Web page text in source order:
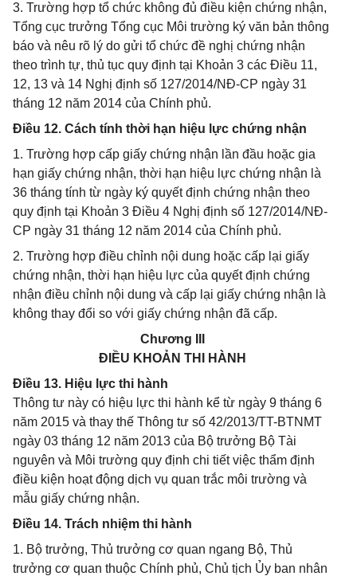
3. Trường hợp tổ chức không đủ điều kiện chứng nhận,
Tổng cục trưởng Tổng cục Môi trường ký văn bản thông
báo và nêu rõ lý do gửi tổ chức đề nghị chứng nhận
theo trình tự, thủ tục quy định tại Khoản 3 các Điều 11,
12, 13 và 14 Nghị định số 127/2014/NĐ-CP ngày 31
tháng 12 năm 2014 của Chính phủ.
Điều 12. Cách tính thời hạn hiệu lực chứng nhận
1. Trường hợp cấp giấy chứng nhận lần đầu hoặc gia
hạn giấy chứng nhận, thời hạn hiệu lực chứng nhận là
36 tháng tính từ ngày ký quyết định chứng nhận theo
quy định tại Khoản 3 Điều 4 Nghị định số 127/2014/NĐ-
CP ngày 31 tháng 12 năm 2014 của Chính phủ.
2. Trường hợp điều chỉnh nội dung hoặc cấp lại giấy
chứng nhận, thời hạn hiệu lực của quyết định chứng
nhận điều chỉnh nội dung và cấp lại giấy chứng nhận là
không thay đổi so với giấy chứng nhận đã cấp.
Chương III
ĐIỀU KHOẢN THI HÀNH
Điều 13. Hiệu lực thi hành
Thông tư này có hiệu lực thi hành kể từ ngày 9 tháng 6
năm 2015 và thay thế Thông tư số 42/2013/TT-BTNMT
ngày 03 tháng 12 năm 2013 của Bộ trưởng Bộ Tài
nguyên và Môi trường quy định chi tiết việc thẩm định
điều kiện hoạt động dịch vụ quan trắc môi trường và
mẫu giấy chứng nhận.
Điều 14. Trách nhiệm thi hành
1. Bộ trưởng, Thủ trưởng cơ quan ngang Bộ, Thủ
trưởng cơ quan thuộc Chính phủ, Chủ tịch Ủy ban nhân